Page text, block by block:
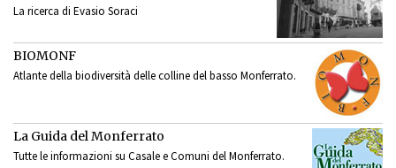
La ricerca di Evasio Soraci
BIOMONF
Atlante della biodiversità delle colline del basso Monferrato.
La Guida del Monferrato
Tutte le informazioni su Casale e Comuni del Monferrato.